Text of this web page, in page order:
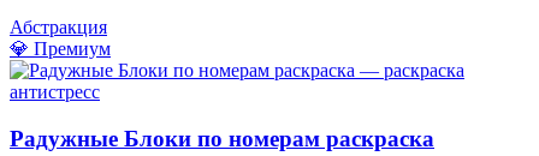
Абстракция
💎 Премиум
Радужные Блоки по номерам раскраска